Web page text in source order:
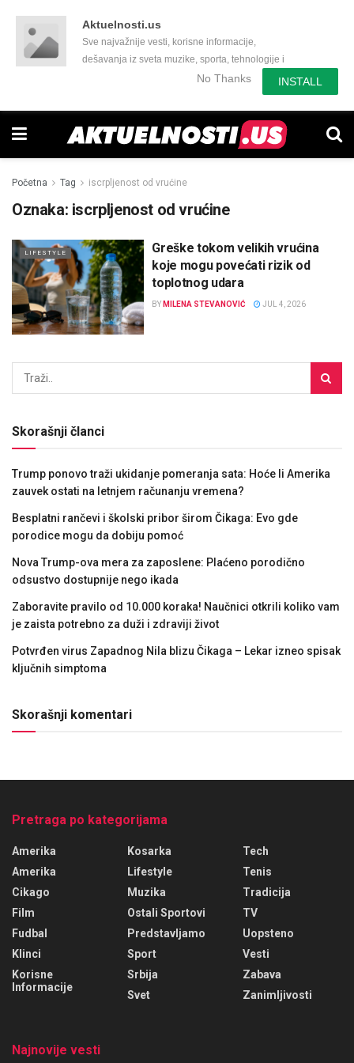
Aktuelnosti.us
Sve najvažnije vesti, korisne informacije,
dešavanja iz sveta muzike, sporta, tehnologije i
još mnogo toga zanimljivog.No Thanks INSTALL
Početna Tag iscrpljenost od vrućine
Oznaka: iscrpljenost od vrućine
LIFESTYLE
Greške tokom velikih vrućina
koje mogu povećati rizik od
toplotnog udara
BY MILENA STEVANOVIĆ JUL 4, 2026
Skorašnji članci
Trump ponovo traži ukidanje pomeranja sata: Hoće li Amerika
zauvek ostati na letnjem računanju vremena?
Besplatni rančevi i školski pribor širom Čikaga: Evo gde
porodice mogu da dobiju pomoć
Nova Trump-ova mera za zaposlene: Plaćeno porodično
odsustvo dostupnije nego ikada
Zaboravite pravilo od 10.000 koraka! Naučnici otkrili koliko vam
je zaista potrebno za duži i zdraviji život
Potvrđen virus Zapadnog Nila blizu Čikaga – Lekar izneo spisak
ključnih simptoma
Skorašnji komentari
Pretraga po kategorijama
Amerika
Amerika
Cikago
Film
Fudbal
Klinci
Korisne
Informacije
Kosarka
Lifestyle
Muzika
Ostali Sportovi
Predstavljamo
Sport
Srbija
Svet
Tech
Tenis
Tradicija
TV
Uopsteno
Vesti
Zabava
Zanimljivosti
Najnovije vesti